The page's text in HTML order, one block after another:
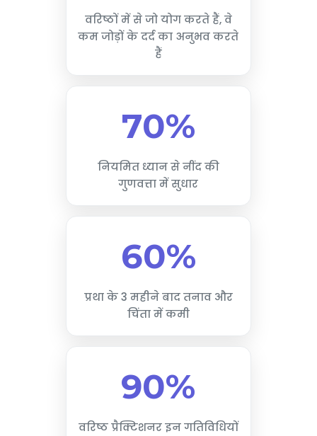
वरिष्ठों में से जो योग करते हैं, वे
कम जोड़ों के दर्द का अनुभव करते
हैं
70%
नियमित ध्यान से नींद की
गुणवत्ता में सुधार
60%
प्रथा के 3 महीने बाद तनाव और
चिंता में कमी
90%
वरिष्ठ प्रैक्टिशनर इन गतिविधियों